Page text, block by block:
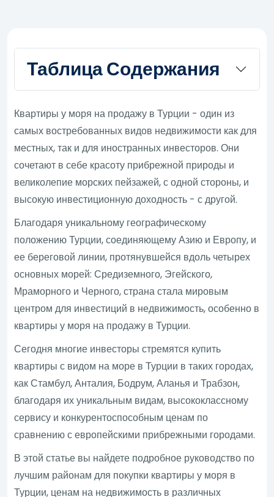
Таблица Содержания
Квартиры у моря на продажу в Турции - один из
самых востребованных видов недвижимости как для
местных, так и для иностранных инвесторов. Они
сочетают в себе красоту прибрежной природы и
великолепие морских пейзажей, с одной стороны, и
высокую инвестиционную доходность - с другой.
Благодаря уникальному географическому
положению Турции, соединяющему Азию и Европу, и
ее береговой линии, протянувшейся вдоль четырех
основных морей: Средиземного, Эгейского,
Мраморного и Черного, страна стала мировым
центром для инвестиций в недвижимость, особенно в
квартиры у моря на продажу в Турции.
Сегодня многие инвесторы стремятся купить
квартиры с видом на море в Турции в таких городах,
как Стамбул, Анталия, Бодрум, Аланья и Трабзон,
благодаря их уникальным видам, высококлассному
сервису и конкурентоспособным ценам по
сравнению с европейскими прибрежными городами.
В этой статье вы найдете подробное руководство по
лучшим районам для покупки квартиры у моря в
Турции, ценам на недвижимость в различных